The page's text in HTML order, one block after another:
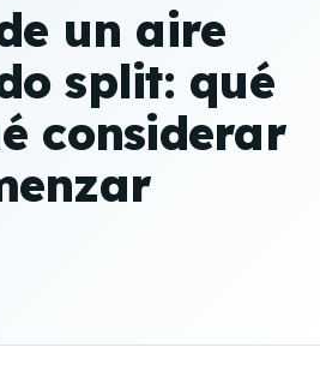
un aire
split: qué
considerar